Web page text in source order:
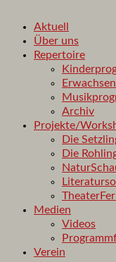
Aktuell
Über uns
Repertoire
Archiv
Projekte/
Die
Die
Medien
Videos
Verein